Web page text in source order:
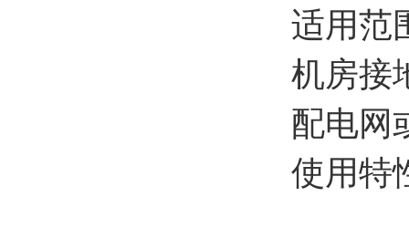
适用范
机房接
配电网
使用特